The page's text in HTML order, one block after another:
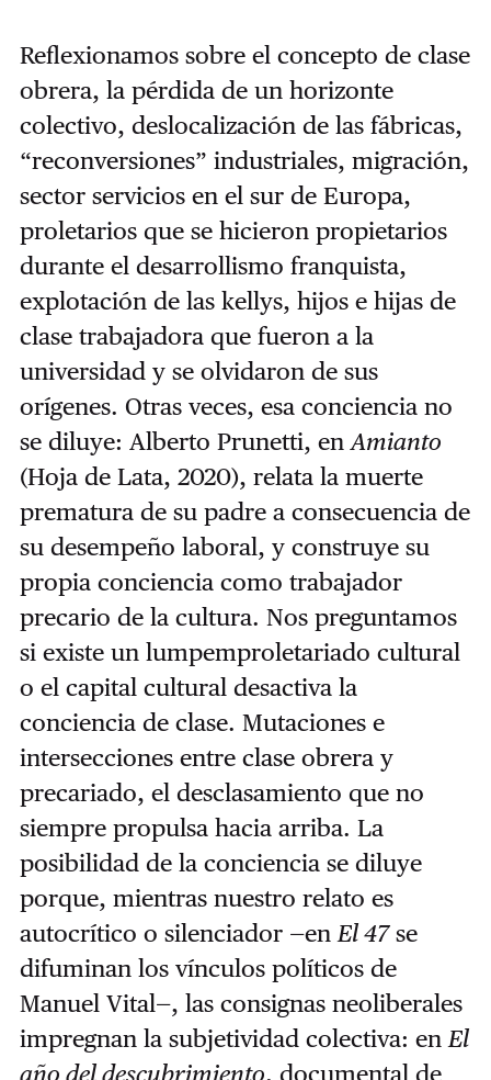
Reflexionamos sobre el concepto de clase
obrera, la pérdida de un horizonte
colectivo, deslocalización de las fábricas,
“reconversiones” industriales, migración,
sector servicios en el sur de Europa,
proletarios que se hicieron propietarios
durante el desarrollismo franquista,
explotación de las kellys, hijos e hijas de
clase trabajadora que fueron a la
universidad y se olvidaron de sus
orígenes. Otras veces, esa conciencia no
se diluye: Alberto Prunetti, en Amianto
(Hoja de Lata, 2020), relata la muerte
prematura de su padre a consecuencia de
su desempeño laboral, y construye su
propia conciencia como trabajador
precario de la cultura. Nos preguntamos
si existe un lumpemproletariado cultural
o el capital cultural desactiva la
conciencia de clase. Mutaciones e
intersecciones entre clase obrera y
precariado, el desclasamiento que no
siempre propulsa hacia arriba. La
posibilidad de la conciencia se diluye
porque, mientras nuestro relato es
autocrítico o silenciador —en El 47se
difuminan los vínculos políticos de
Manuel Vital—, las consignas neoliberales
impregnan la subjetividad colectiva: en El
año del descubrimiento, documental de